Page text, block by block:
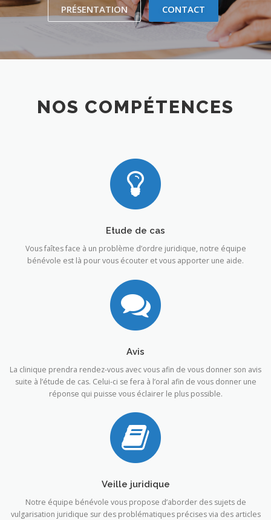
PRÉSENTATION CONTACT
NOS COMPÉTENCES
Etude de cas
Vous faîtes face à un problème d’ordre juridique, notre équipe
bénévole est là pour vous écouter et vous apporter une aide.
Avis
La clinique prendra rendez-vous avec vous afin de vous donner son avis
suite à l’étude de cas. Celui-ci se fera à l’oral afin de vous donner une
réponse qui puisse vous éclairer le plus possible.
Veille juridique
Notre équipe bénévole vous propose d’aborder des sujets de
vulgarisation juridique sur des problématiques précises via des articles